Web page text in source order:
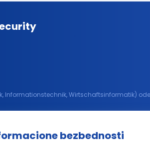
bezbednosti